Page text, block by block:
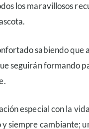
los maravillosos
sabiendo que
seguirán formando
especial con la
siempre cambiante;